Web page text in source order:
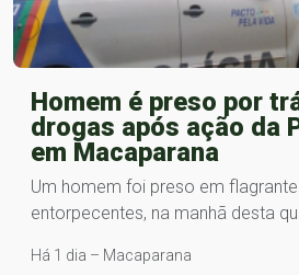
Homem é preso por
drogas após ação da
em Macaparana
Um homem foi preso em
entorpecentes, na manhã desta
Há 1 dia – Macaparana